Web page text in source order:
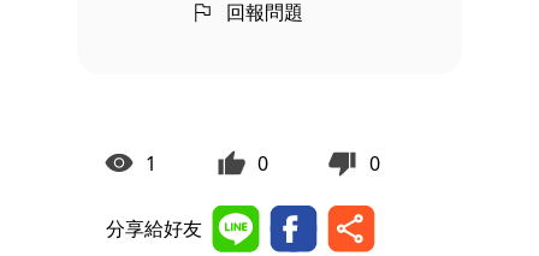
回報問題
1 0 0
分享給好友